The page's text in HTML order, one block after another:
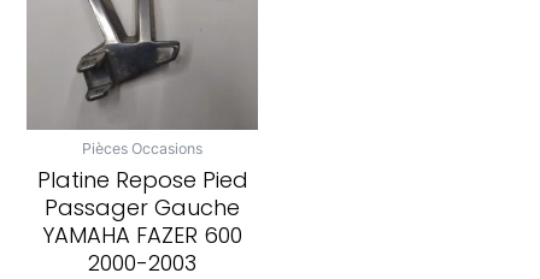
Pièces Occasions
Platine Repose Pied
Passager Gauche
YAMAHA FAZER 600
2000-2003